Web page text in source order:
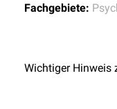
Fachgebiete:
Wichtiger Hinweis